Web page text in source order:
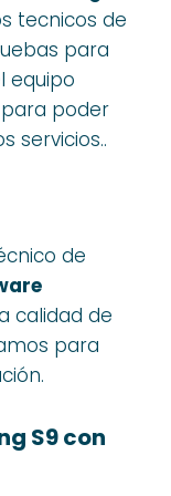
tecnicos de
para
equipo
poder
servicios..
de
calidad de
para
S9 con